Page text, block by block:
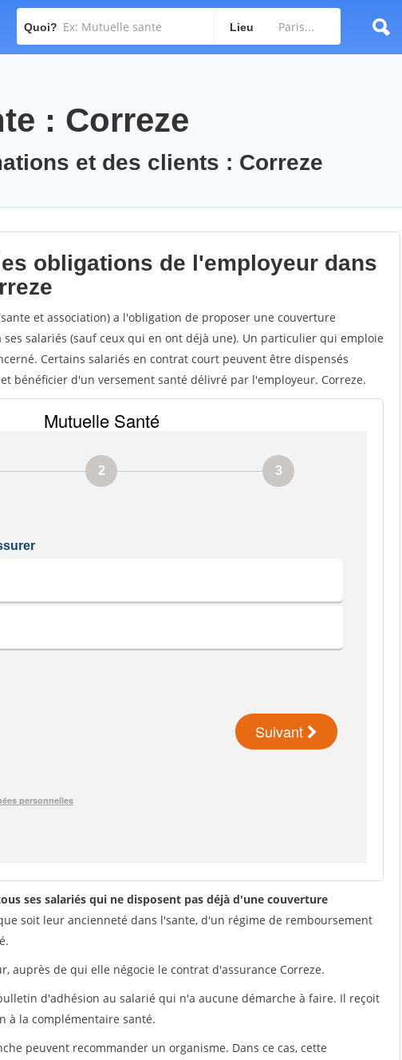
Quoi? Lieu
: Correze
et des clients : Correze
obligations de l'employeur dans
et association) a l'obligation de proposer une couverture
salariés (sauf ceux qui en ont déjà une). Un particulier qui emploie
Certains salariés en contrat court peuvent être dispensés
bénéficier d'un versement santé délivré par l'employeur. Correze.
ses salariés qui ne disposent pas déjà d'une couverture
soit leur ancienneté dans l'sante, d'un régime de remboursement
auprès de qui elle négocie le contrat d'assurance Correze.
d'adhésion au salarié qui n'a aucune démarche à faire. Il reçoit
à la complémentaire santé.
peuvent recommander un organisme. Dans ce cas, cette